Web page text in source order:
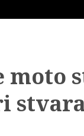
moto